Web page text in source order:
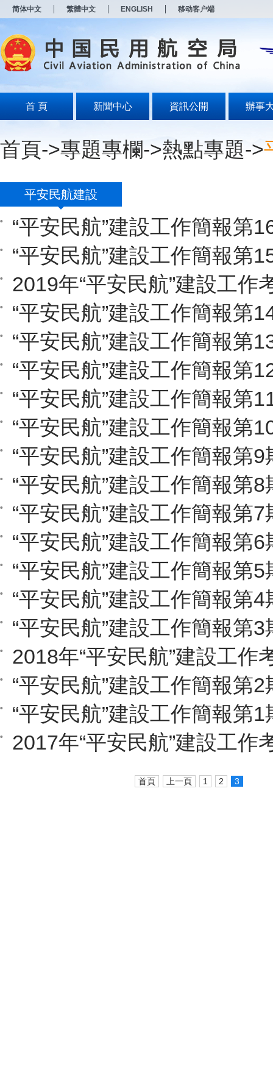
简体中文 繁體中文 ENGLISH 移动客户端
首 頁 新聞中心 資訊公開 辦事
首頁->專題專欄->熱點專題->
平安民航建設
“平安民航”建設工作簡報第
“平安民航”建設工作簡報第
2019年“平安民航”建設工作
“平安民航”建設工作簡報第
“平安民航”建設工作簡報第
“平安民航”建設工作簡報第
“平安民航”建設工作簡報第
“平安民航”建設工作簡報第
“平安民航”建設工作簡報第9
“平安民航”建設工作簡報第8
“平安民航”建設工作簡報第7
“平安民航”建設工作簡報第6
“平安民航”建設工作簡報第5
“平安民航”建設工作簡報第4
“平安民航”建設工作簡報第3
2018年“平安民航”建設工作
“平安民航”建設工作簡報第2
“平安民航”建設工作簡報第1
2017年“平安民航”建設工作
首頁 上一頁 1 2 3
打
开
无
障
说
Alt
加
导